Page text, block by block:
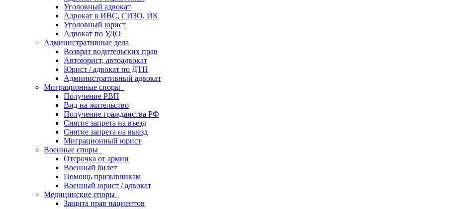
Уголовный адвокат
Адвокат в ИВС, СИЗО, ИК
Уголовный юрист
Адвокат по УДО
Административные дела
Возврат водительских прав
Автоюрист, автоадвокат
Юрист / адвокат по ДТП
Административный адвокат
Миграционные споры
Получение РВП
Вид на жительство
Получение гражданства РФ
Снятие запрета на въезд
Снятие запрета на выезд
Миграционный юрист
Военные споры
Отсрочка от армии
Военный билет
Помощь призывникам
Военный юрист / адвокат
Медицинские споры
Защита прав пациентов